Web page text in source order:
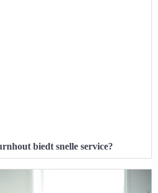
biedt snelle service?